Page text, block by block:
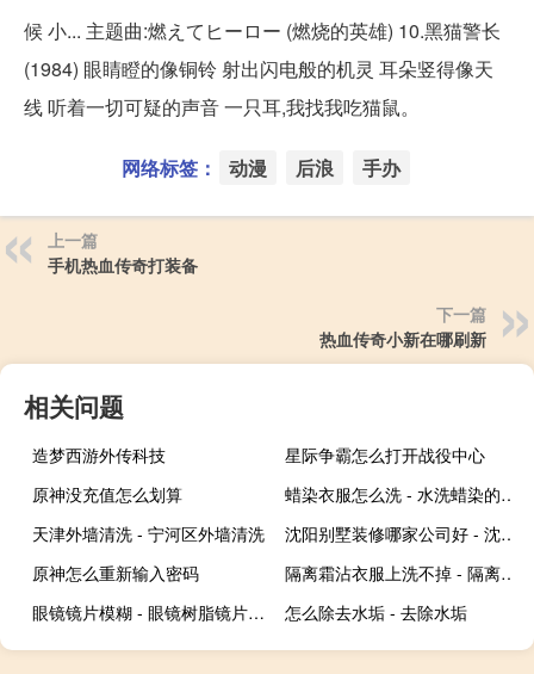
候 小... 主题曲:燃えてヒーロー (燃烧的英雄) 10.黑猫警长
(1984) 眼睛瞪的像铜铃 射出闪电般的机灵 耳朵竖得像天
线 听着一切可疑的声音 一只耳,我找我吃猫鼠。
网络标签： 动漫 后浪 手办
上一篇
手机热血传奇打装备
下一篇
热血传奇小新在哪刷新
相关问题
造梦西游外传科技
星际争霸怎么打开战役中心
原神没充值怎么划算
蜡染衣服怎么洗 - 水洗蜡染的衣服怎么洗不掉色
天津外墙清洗 - 宁河区外墙清洗
沈阳别墅装修哪家公司好 - 沈阳别墅装修设计公司前十名
原神怎么重新输入密码
隔离霜沾衣服上洗不掉 - 隔离霜粘衣服上怎么洗
眼镜镜片模糊 - 眼镜树脂镜片模糊修复技巧
怎么除去水垢 - 去除水垢